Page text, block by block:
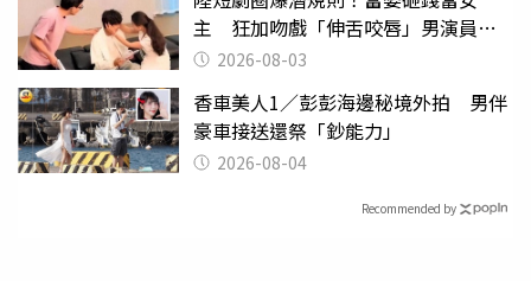
主 狂加吻戲「伸舌咬唇」男演員崩
潰 2026-08-03
香車美人1／彭彭海邊秘境外拍 男伴
豪車接送還祭「鈔能力」
2026-08-04
Recommended by